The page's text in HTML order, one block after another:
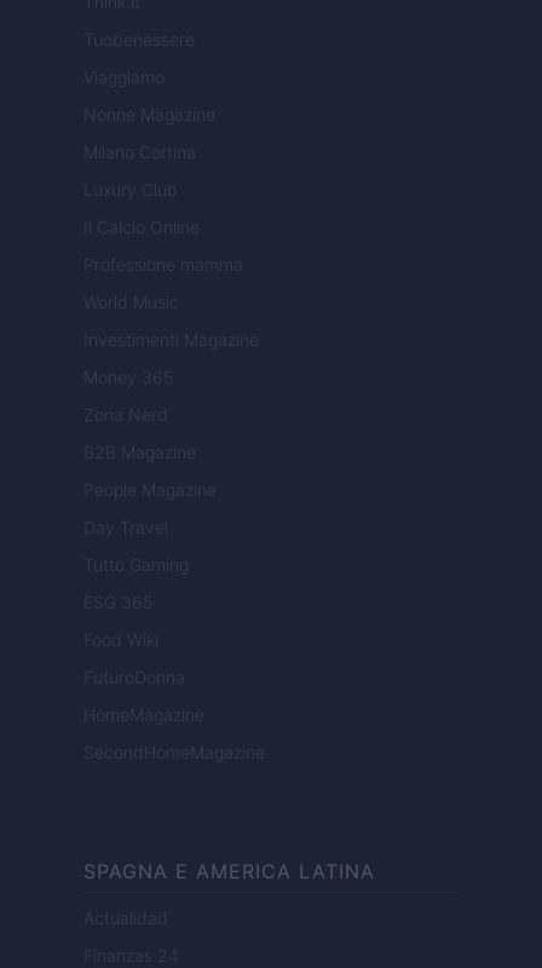
Tuobenessere
Viaggiamo
Nonne Magazine
Milano Cortina
Luxury Club
Il Calcio Online
Professione mamma
World Music
Investimenti Magazine
Money 365
Zona Nerd
B2B Magazine
People Magazine
Day Travel
Tutto Gaming
ESG 365
Food Wiki
FuturoDonna
HomeMagazine
SecondHomeMagazine
SPAGNA E AMERICA LATINA
Actualidad
Finanzas 24